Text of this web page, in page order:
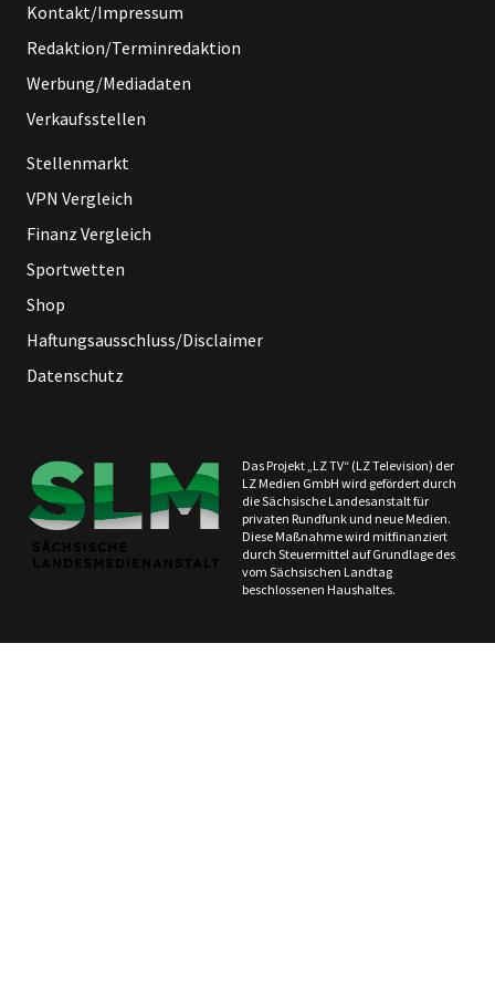
Kontakt/Impressum
Redaktion/Terminredaktion
Werbung/Mediadaten
Verkaufsstellen
Stellenmarkt
VPN Vergleich
Finanz Vergleich
Sportwetten
Shop
Haftungsausschluss/Disclaimer
Datenschutz
Das Projekt „LZ TV“ (LZ Television) der
LZ Medien GmbH wird gefördert durch
die Sächsische Landesanstalt für
privaten Rundfunk und neue Medien.
Diese Maßnahme wird mitfinanziert
durch Steuermittel auf Grundlage des
vom Sächsischen Landtag
beschlossenen Haushaltes.